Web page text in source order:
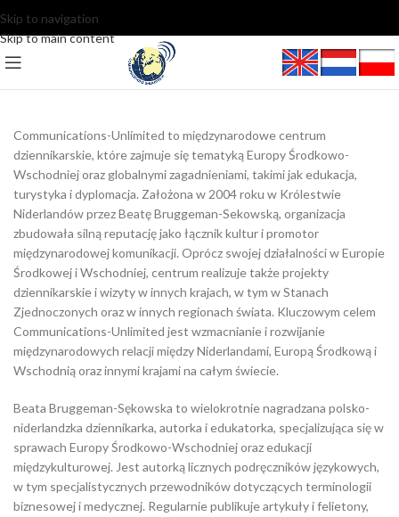
Skip to navigation
Skip to main content
Communications-Unlimited to międzynarodowe centrum
dziennikarskie, które zajmuje się tematyką Europy Środkowo-
Wschodniej oraz globalnymi zagadnieniami, takimi jak edukacja,
turystyka i dyplomacja. Założona w 2004 roku w Królestwie
Niderlandów przez Beatę Bruggeman-Sekowską, organizacja
zbudowała silną reputację jako łącznik kultur i promotor
międzynarodowej komunikacji. Oprócz swojej działalności w Europie
Środkowej i Wschodniej, centrum realizuje także projekty
dziennikarskie i wizyty w innych krajach, w tym w Stanach
Zjednoczonych oraz w innych regionach świata. Kluczowym celem
Communications-Unlimited jest wzmacnianie i rozwijanie
międzynarodowych relacji między Niderlandami, Europą Środkową i
Wschodnią oraz innymi krajami na całym świecie.
Beata Bruggeman-Sękowska to wielokrotnie nagradzana polsko-
niderlandzka dziennikarka, autorka i edukatorka, specjalizująca się w
sprawach Europy Środkowo-Wschodniej oraz edukacji
międzykulturowej. Jest autorką licznych podręczników językowych,
w tym specjalistycznych przewodników dotyczących terminologii
biznesowej i medycznej. Regularnie publikuje artykuły i felietony,